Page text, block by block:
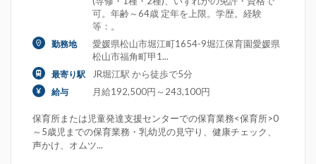
可。年齢～64歳 定年を上限。学歴。経験
等：。
勤務地
愛媛県松山市堀江町1654-9堀江保育園愛媛県
松山市福角町甲1...
最寄り駅 JR堀江駅 から徒歩で5分
給与 月給192,500円～243,100円
保育所または児童発達支援センターでの保育業務<保育所>0
～5歳児までの保育業務・乳幼児の見守り、健康チェック、
声かけ、オムツ...